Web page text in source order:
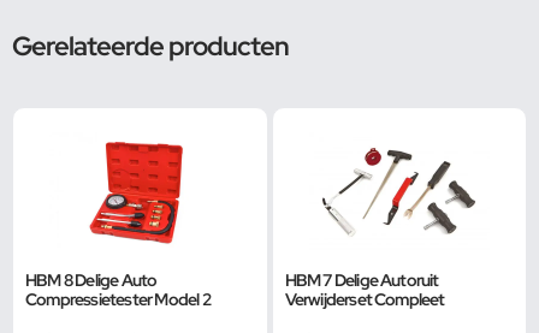
Gerelateerde producten
HBM 8 Delige Auto
Compressietester Model 2
HBM 7 Delige Autoruit
Verwijderset Compleet